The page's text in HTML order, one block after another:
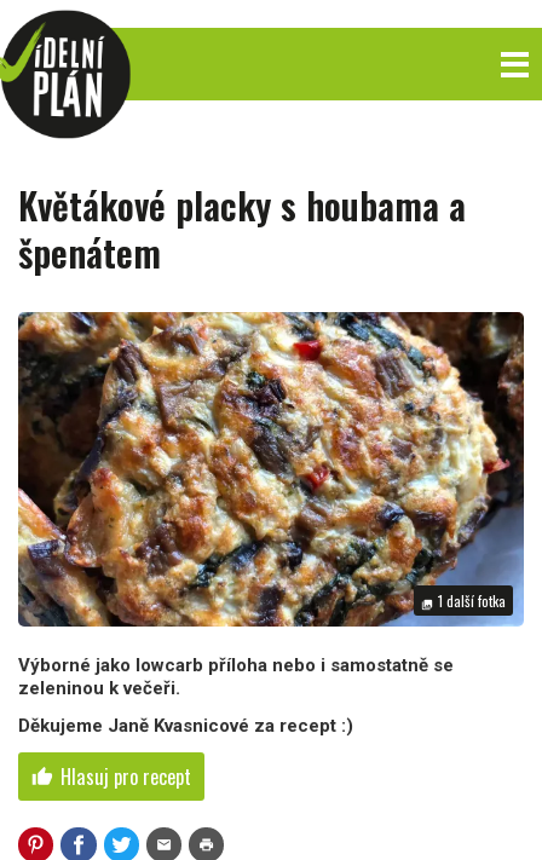
Květákové placky s houbama a
špenátem
photo_library 1 další fotka
Výborné jako lowcarb příloha nebo i samostatně se
zeleninou k večeři.
Děkujeme Janě Kvasnicové za recept :)
thumb_up Hlasuj pro recept
mail print